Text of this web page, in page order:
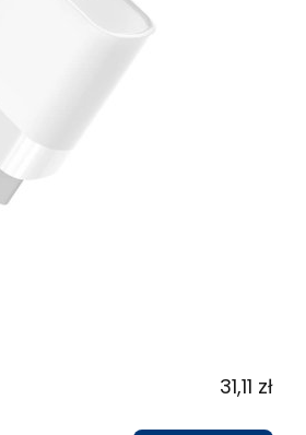
31,11 zł